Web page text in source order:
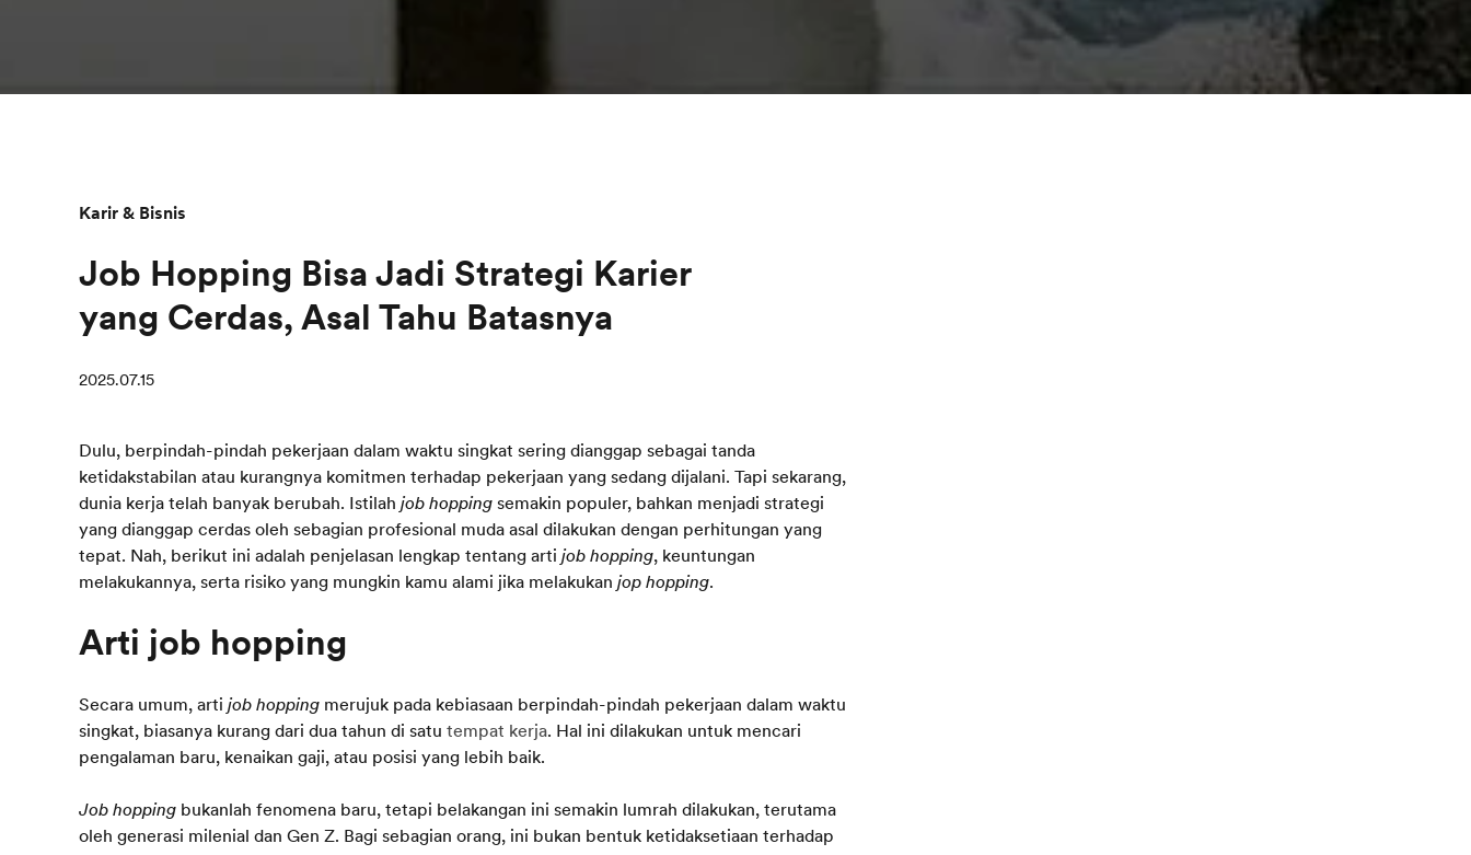
Karir & Bisnis
Job Hopping Bisa Jadi Strategi Karier
yang Cerdas, Asal Tahu Batasnya
2025.07.15
Dulu, berpindah-pindah pekerjaan dalam waktu singkat sering dianggap sebagai tanda
ketidakstabilan atau kurangnya komitmen terhadap pekerjaan yang sedang dijalani. Tapi sekarang,
dunia kerja telah banyak berubah. Istilah job hoppingsemakin populer, bahkan menjadi strategi
yang dianggap cerdas oleh sebagian profesional muda asal dilakukan dengan perhitungan yang
tepat. Nah, berikut ini adalah penjelasan lengkap tentang arti job hopping, keuntungan
melakukannya, serta risiko yang mungkin kamu alami jika melakukan jop hopping.
Arti job hopping
Secara umum, arti job hopping merujuk pada kebiasaan berpindah-pindah pekerjaan dalam waktu
singkat, biasanya kurang dari dua tahun di satu tempat kerja. Hal ini dilakukan untuk mencari
pengalaman baru, kenaikan gaji, atau posisi yang lebih baik.
Job hopping bukanlah fenomena baru, tetapi belakangan ini semakin lumrah dilakukan, terutama
oleh generasi milenial dan Gen Z. Bagi sebagian orang, ini bukan bentuk ketidaksetiaan terhadap